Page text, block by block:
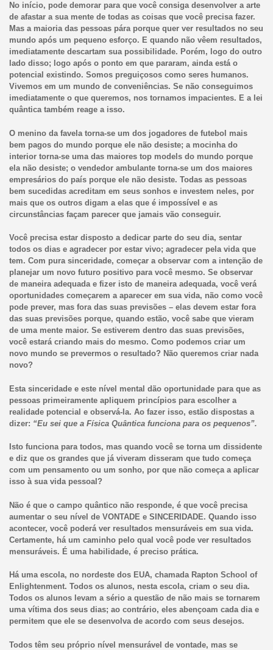
No início, pode demorar para que você consiga desenvolver a arte
de afastar a sua mente de todas as coisas que você precisa fazer.
Mas a maioria das pessoas pára porque quer ver resultados no seu
mundo após um pequeno esforço. E quando não vêem resultados,
imediatamente descartam sua possibilidade. Porém, logo do outro
lado disso; logo após o ponto em que pararam, ainda está o
potencial existindo. Somos preguiçosos como seres humanos.
Vivemos em um mundo de conveniências. Se não conseguimos
imediatamente o que queremos, nos tornamos impacientes. E a lei
quântica também reage a isso.
O menino da favela torna-se um dos jogadores de futebol mais
bem pagos do mundo porque ele não desiste; a mocinha do
interior torna-se uma das maiores top models do mundo porque
ela não desiste; o vendedor ambulante torna-se um dos maiores
empresários do país porque ele não desiste. Todas as pessoas
bem sucedidas acreditam em seus sonhos e investem neles, por
mais que os outros digam a elas que é impossível e as
circunstâncias façam parecer que jamais vão conseguir.
Você precisa estar disposto a dedicar parte do seu dia, sentar
todos os dias e agradecer por estar vivo; agradecer pela vida que
tem. Com pura sinceridade, começar a observar com a intenção de
planejar um novo futuro positivo para você mesmo. Se observar
de maneira adequada e fizer isto de maneira adequada, você verá
oportunidades começarem a aparecer em sua vida, não como você
pode prever, mas fora das suas previsões – elas devem estar fora
das suas previsões porque, quando estão, você sabe que vieram
de uma mente maior. Se estiverem dentro das suas previsões,
você estará criando mais do mesmo. Como podemos criar um
novo mundo se prevermos o resultado? Não queremos criar nada
novo?
Esta sinceridade e este nível mental dão oportunidade para que as
pessoas primeiramente apliquem princípios para escolher a
realidade potencial e observá-la. Ao fazer isso, estão dispostas a
dizer: “Eu sei que a Física Quântica funciona para os pequenos”.
Isto funciona para todos, mas quando você se torna um dissidente
e diz que os grandes que já viveram disseram que tudo começa
com um pensamento ou um sonho, por que não começa a aplicar
isso à sua vida pessoal?
Não é que o campo quântico não responde, é que você precisa
aumentar o seu nível de VONTADE e SINCERIDADE. Quando isso
acontecer, você poderá ver resultados mensuráveis em sua vida.
Certamente, há um caminho pelo qual você pode ver resultados
mensuráveis. É uma habilidade, é preciso prática.
Há uma escola, no nordeste dos EUA, chamada Rapton School of
Enlightenment. Todos os alunos, nesta escola, criam o seu dia.
Todos os alunos levam a sério a questão de não mais se tornarem
uma vítima dos seus dias; ao contrário, eles abençoam cada dia e
permitem que ele se desenvolva de acordo com seus desejos.
Todos têm seu próprio nível mensurável de vontade, mas se